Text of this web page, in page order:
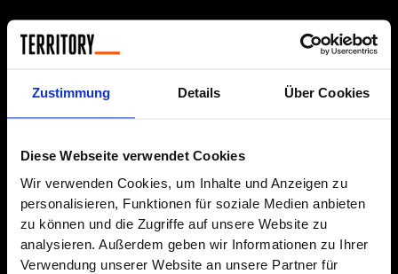
Zustimmung Details Über Cookies
Diese Webseite verwendet Cookies
Wir verwenden Cookies, um Inhalte und Anzeigen zu
personalisieren, Funktionen für soziale Medien anbieten
zu können und die Zugriffe auf unsere Website zu
analysieren. Außerdem geben wir Informationen zu Ihrer
Verwendung unserer Website an unsere Partner für
Inhalt
springen
Allgemein
Das Gesuchte konnte leider nicht gefunden werden.
Vielleicht hilft die Suchfunktion.
nach: